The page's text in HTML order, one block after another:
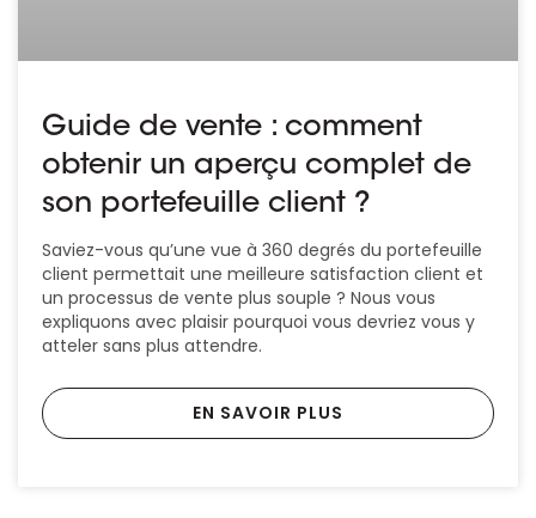
Guide de vente : comment
obtenir un aperçu complet de
son portefeuille client ?
Saviez-vous qu’une vue à 360 degrés du portefeuille
client permettait une meilleure satisfaction client et
un processus de vente plus souple ? Nous vous
expliquons avec plaisir pourquoi vous devriez vous y
atteler sans plus attendre.
EN SAVOIR PLUS